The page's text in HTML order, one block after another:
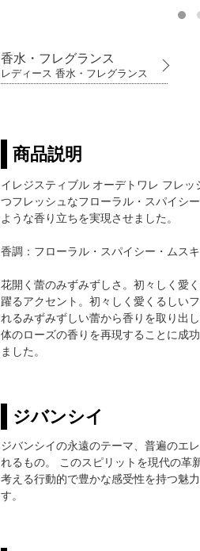
香水・フレグランス
レディース 香水・フレグランス
商品説明
イレジスティブル オーデトワレ フレ
つフレッシュなフローラル・スパイシ
ような香り立ちを実現させました。
香調：フローラル・スパイシー・ムス
花開く蕾のみずみずしさ。初々しく愛
躍るアクセント。初々しく愛くるしい
れるみずみずしい蕾から香りを取り出
体のローズの香りを再現することに成
ました。
ジバンシイ
ジバンシイの永遠のテーマ、普遍のエ
れるもの。 このスピリットを現代の革
考える行動的で豊かな感受性を持つ魅
す。